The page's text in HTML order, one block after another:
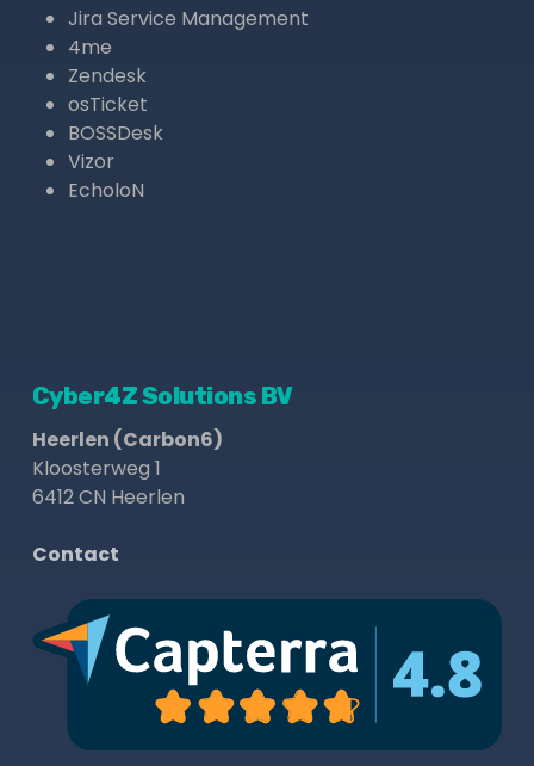
Jira Service Management
4me
Zendesk
osTicket
BOSSDesk
Vizor
EcholoN
Cyber4Z Solutions BV
Heerlen (Carbon6)
Kloosterweg 1
6412 CN Heerlen
Contact